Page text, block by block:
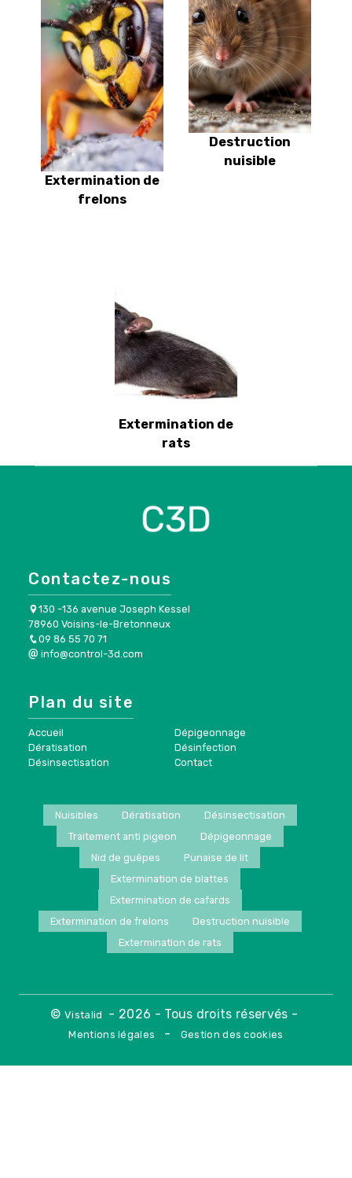
Extermination de
frelons
Destruction
nuisible
Extermination de
rats
Contactez-nous
130 -136 avenue Joseph Kessel
78960 Voisins-le-Bretonneux
09 86 55 70 71
info@control-3d.com
Plan du site
Accueil
Dératisation
Désinsectisation
Dépigeonnage
Désinfection
Contact
Nuisibles Dératisation
Désinsectisation
Traitement anti pigeon
Dépigeonnage
Nid de guêpes
Punaise de lit
Extermination de blattes
Extermination de cafards
Extermination de frelons
Destruction nuisible
Extermination de rats
©Vistalid - 2026 - Tous droits réservés -
Mentions légales - Gestion des cookies